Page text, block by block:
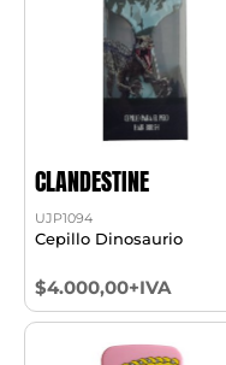
CLANDESTINE
UJP1094
Cepillo Dinosaurio
$4.000,00+IVA